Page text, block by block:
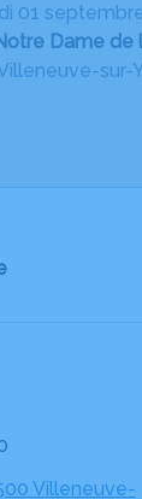
01
Dame
sur-
Villeneuve-